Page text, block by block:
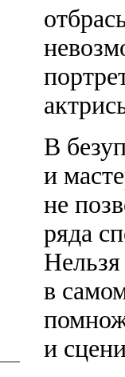
В
и
не
ряда
Нельзя
в
и